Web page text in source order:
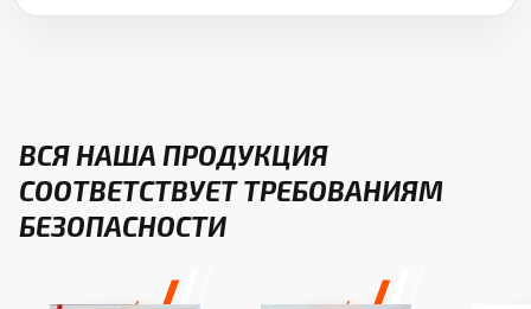
ВСЯ НАША ПРОДУКЦИЯ
СООТВЕТСТВУЕТ ТРЕБОВАНИЯМ
БЕЗОПАСНОСТИ